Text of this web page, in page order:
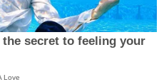
secret to feeling your
Love